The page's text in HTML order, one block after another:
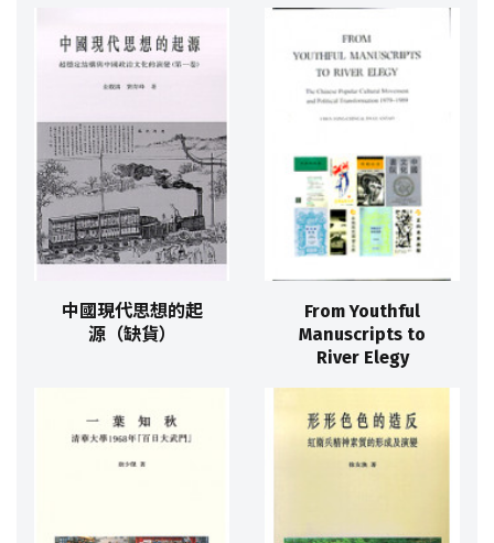
中國現代思想的起
源（缺貨）
From Youthful
Manuscripts to
River Elegy